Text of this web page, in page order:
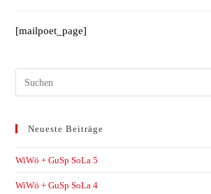
[mailpoet_page]
Neueste Beiträge
WiWö + GuSp SoLa 5
WiWö + GuSp SoLa 4